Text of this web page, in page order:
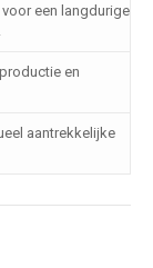
voor een langdurige
en
aantrekkelijke